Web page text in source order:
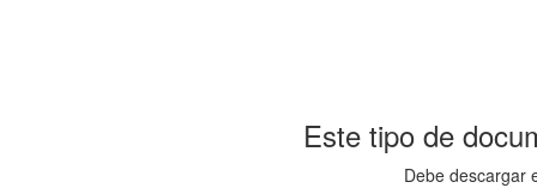
Este tipo de
Debe descargar